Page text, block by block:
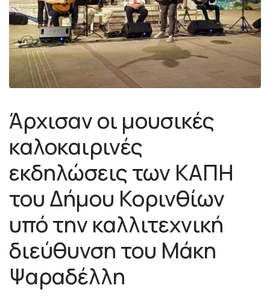
Άρχισαν οι μουσικές
καλοκαιρινές
εκδηλώσεις των ΚΑΠΗ
του Δήμου Κορινθίων
υπό την καλλιτεχνική
διεύθυνση του Μάκη
Ψαραδέλλη